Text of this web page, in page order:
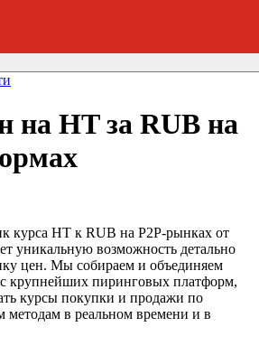
на HT за RUB на
курса HT к RUB на P2P-рынках от
уникальную возможность детально
цен. Мы собираем и объединяем
крупнейших пиринговых платформ,
курсы покупки и продажи по
в реальном времени и в